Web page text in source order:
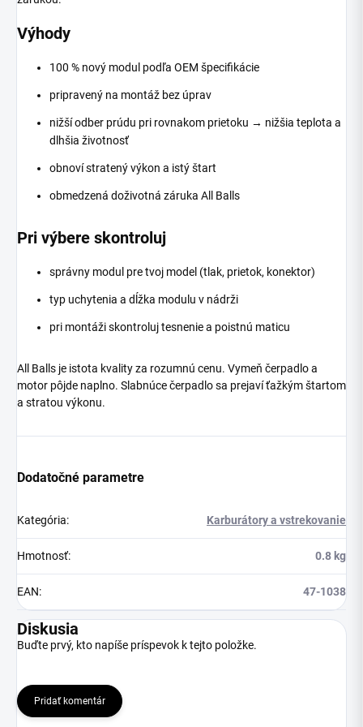
Výhody
100 % nový modul podľa OEM špecifikácie
pripravený na montáž bez úprav
nižší odber prúdu pri rovnakom prietoku → nižšia teplota a
dlhšia životnosť
obnoví stratený výkon a istý štart
obmedzená doživotná záruka All Balls
Pri výbere skontroluj
správny modul pre tvoj model (tlak, prietok, konektor)
typ uchytenia a dĺžka modulu v nádrži
pri montáži skontroluj tesnenie a poistnú maticu
All Balls je istota kvality za rozumnú cenu. Vymeň čerpadlo a
motor pôjde naplno. Slabnúce čerpadlo sa prejaví ťažkým štartom
a stratou výkonu.
Dodatočné parametre
Kategória: Karburátory a vstrekovanie
Hmotnosť: 0.8 kg
EAN: 47-1038
Diskusia
Buďte prvý, kto napíše príspevok k tejto položke.
Pridať komentár